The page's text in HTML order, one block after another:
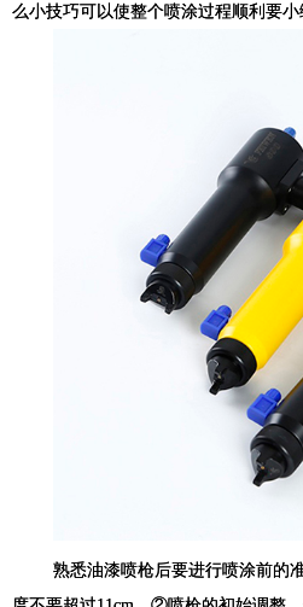
么小技巧可以使整个喷涂过程顺利要小
熟悉油漆喷枪后要进行喷涂前的